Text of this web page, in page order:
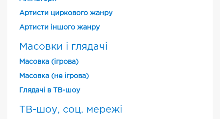
Артисти циркового жанру
Артисти іншого жанру
Масовки і глядачі
Масовка (ігрова)
Масовка (не ігрова)
Глядачі в ТВ-шоу
ТВ-шоу, соц. мережі